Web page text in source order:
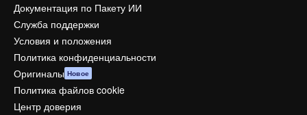
Документация по Пакету ИИ
Служба поддержки
Условия и положения
Политика конфиденциальности
Оригиналы Новое
Политика файлов cookie
Центр доверия